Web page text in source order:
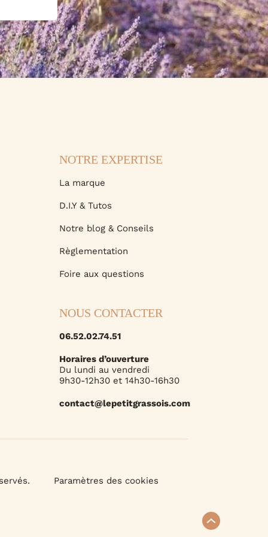
NOTRE EXPERTISE
La marque
D.I.Y & Tutos
Notre blog & Conseils
Règlementation
Foire aux questions
NOUS CONTACTER
06.52.02.74.51
Horaires d’ouverture
Du lundi au vendredi
9h30-12h30 et 14h30-16h30
contact@lepetitgrassois.com
Paramètres des cookies